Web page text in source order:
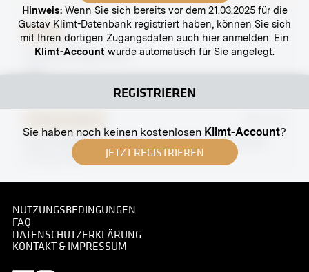
Hinweis:Wenn Sie sich bereits vor dem 21.03.2025 für die
Gustav Klimt-Datenbank registriert haben, können Sie sich
mit Ihren dortigen Zugangsdaten auch hier anmelden. Ein
Klimt-Account wurde automatisch für Sie angelegt.
REGISTRIEREN
Sie haben noch keinen kostenlosen Klimt-Account?
JETZT REGISTRIEREN
Abzug
Ludwig Wittgenstein
Haus Wittgenstein, Eingangshalle mit Diskobol
Frühling 1929
Abzug
NUTZUNGSBEDINGUNGEN
FAQ
DATENSCHUTZERKLÄRUNG
KONTAKT & IMPRESSUM